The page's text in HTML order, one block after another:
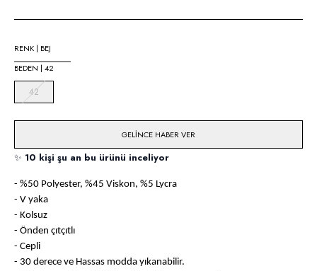
RENK | BEJ
BEDEN | 42
42
GELINCE HABER VER
✨ 10 kişi şu an bu ürünü inceliyor
- %50 Polyester, %45 Viskon, %5 Lycra
- V yaka
- Kolsuz
- Önden çıtçıtlı
- Cepli
- 30 derece ve Hassas modda yıkanabilir.